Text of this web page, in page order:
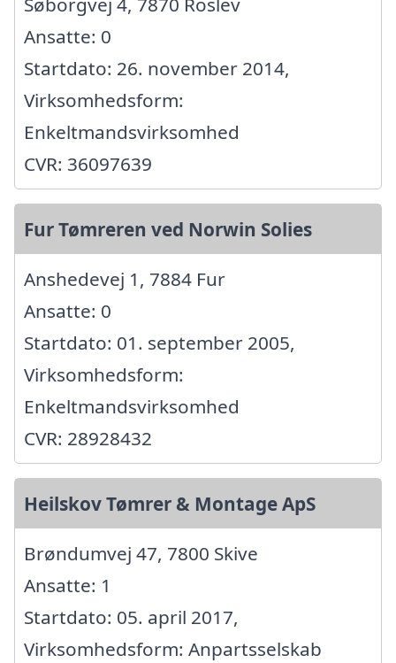
Ansatte: 0
Startdato: 26. november 2014,
Virksomhedsform:
Enkeltmandsvirksomhed
CVR: 36097639
Fur Tømreren ved Norwin Solies
Anshedevej 1, 7884 Fur
Ansatte: 0
Startdato: 01. september 2005,
Virksomhedsform:
Enkeltmandsvirksomhed
CVR: 28928432
Heilskov Tømrer & Montage ApS
Brøndumvej 47, 7800 Skive
Ansatte: 1
Startdato: 05. april 2017,
Virksomhedsform: Anpartsselskab